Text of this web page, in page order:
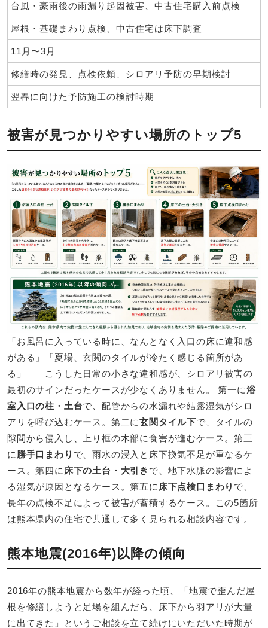
台風・豪雨後の雨漏り起因被害、中古住宅購入前点検
屋根・基礎まわり点検、中古住宅は床下調査
11月〜3月
修繕時の発見、点検依頼、シロアリ予防の早期検討
翌春に向けた予防施工の検討時期
被害が見つかりやすい場所のトップ5
「お風呂に入っている時に、なんとなく入口の床に違和感
がある」「夏場、玄関のタイルが冷たく感じる箇所があ
る」――こうした日常の小さな違和感が、シロアリ被害の
最初のサインだったケースが少なくありません。 第一に浴
室入口の柱・土台で、配管からの水漏れや結露湿気がシロ
アリを呼び込むケース。第二に玄関タイル下で、タイルの
隙間から侵入し、上り框の木部に食害が進むケース。第三
に 勝手口まわり で、雨水の浸入と床下換気不足が重なるケ
ース。第四に 床下の土台・大引き で、地下水脈の影響によ
る湿気が原因となるケース。第五に 床下点検口まわり で、
長年の点検不足によって被害が蓄積するケース。この5箇所
は熊本県内の住宅で共通して多く見られる相談内容です。
熊本地震(2016年)以降の傾向
2016年の熊本地震から数年が経った頃、「地震で歪んだ屋
根を修繕しようと足場を組んだら、床下から羽アリが大量
に出てきた」というご相談を立て続けにいただいた時期が